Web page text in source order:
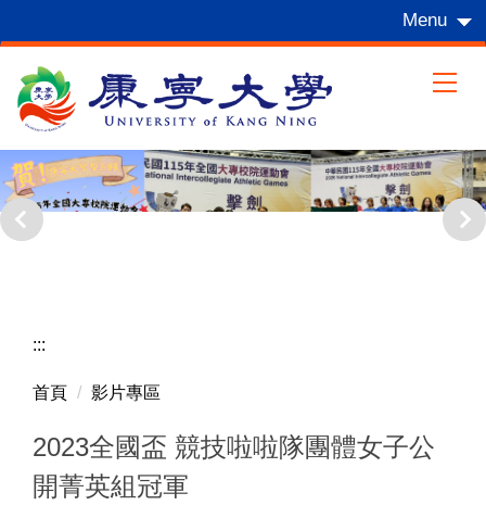
到
要
內
容
區
Menu
:::
首頁 影片專區
2023全國盃 競技啦啦隊團體女子公
開菁英組冠軍